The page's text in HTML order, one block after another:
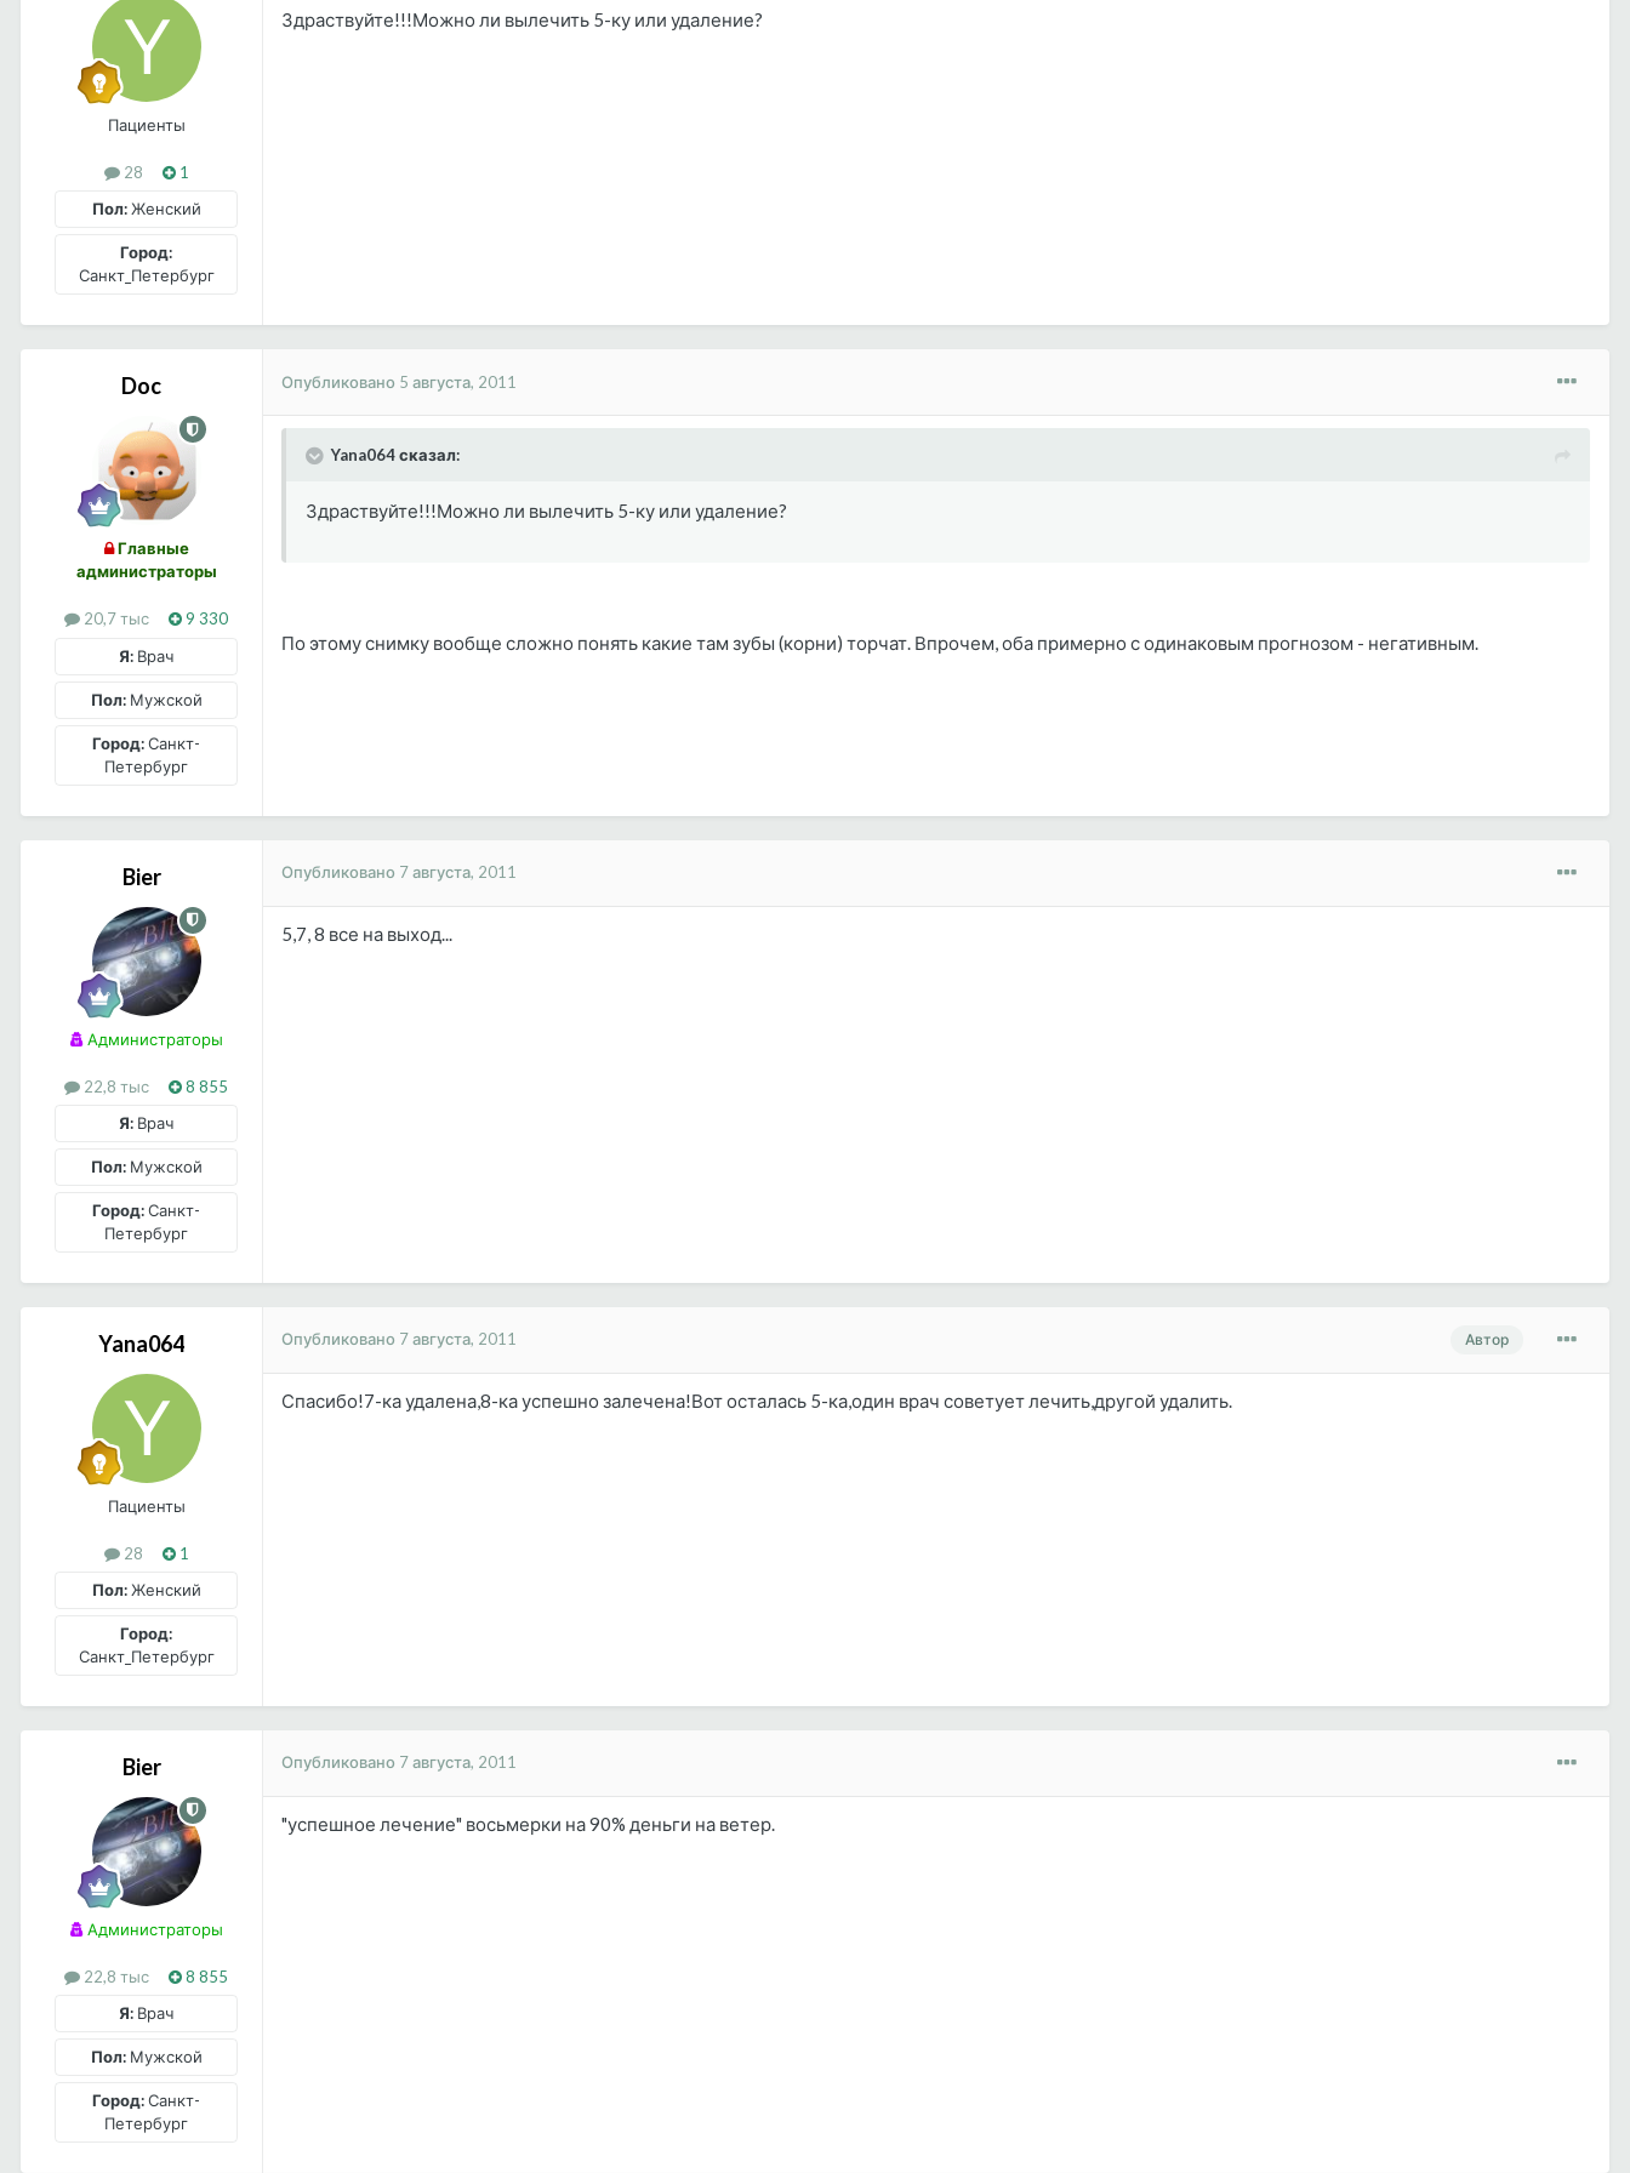
Пациенты
28
1
Пол:Женский
Город:
Санкт_Петербург
Здраствуйте!!!Можно ли вылечить 5-ку или удаление?
Doc
Главные
администраторы
20,7 тыс
9 330
Я: Врач
Пол:Мужской
Город:Санкт-
Петербург
Опубликовано 5 августа, 2011
Yana064 сказал:
Здраствуйте!!!Можно ли вылечить 5-ку или удаление?
По этому снимку вообще сложно понять какие там зубы (корни) торчат. Впрочем, оба примерно с одинаковым прогнозом - негативным.
Bier
Администраторы
22,8 тыс
8 855
Я: Врач
Пол:Мужской
Город:Санкт-
Петербург
Опубликовано 7 августа, 2011
5,7, 8 все на выход...
Yana064
Пациенты
28
1
Пол:Женский
Город:
Санкт_Петербург
Автор
Опубликовано 7 августа, 2011
Спасибо!7-ка удалена,8-ка успешно залечена!Вот осталась 5-ка,один врач советует лечить,другой удалить.
Bier
Администраторы
22,8 тыс
8 855
Я: Врач
Пол:Мужской
Город:Санкт-
Петербург
Опубликовано 7 августа, 2011
"успешное лечение" восьмерки на 90% деньги на ветер.